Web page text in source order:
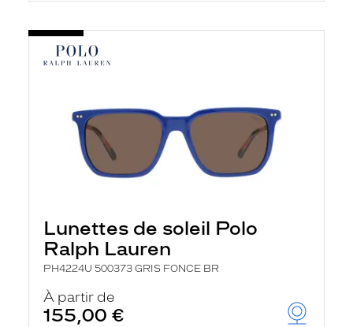
Lunettes de soleil Polo
Ralph Lauren
PH4224U 500373 GRIS FONCE BR
À partir de
155,00 €